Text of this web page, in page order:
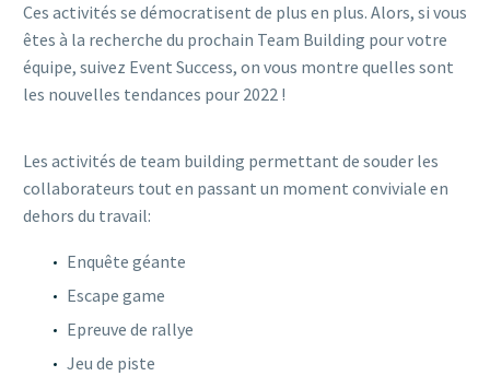
Ces activités se démocratisent de plus en plus. Alors, si vous
êtes à la recherche du prochain Team Building pour votre
équipe, suivez Event Success, on vous montre quelles sont
les nouvelles tendances pour 2022 !
Les activités de team building permettant de souder les
collaborateurs tout en passant un moment conviviale en
dehors du travail:
Enquête géante
Escape game
Epreuve de rallye
Jeu de piste